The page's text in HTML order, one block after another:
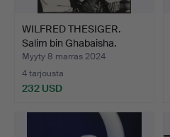
WILFRED THESIGER.
Salim bin Ghabaisha.
Myyty 8 marras 2024
4 tarjousta
232 USD